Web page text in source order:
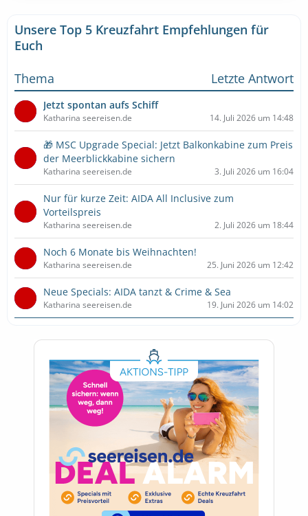
Unsere Top 5 Kreuzfahrt Empfehlungen für
Euch
Thema
Letzte Antwort
Jetzt spontan aufs Schiff
Katharina seereisen.de 14. Juli 2026 um 14:48
🎁 MSC Upgrade Special: Jetzt Balkonkabine zum Preis
der Meerblickkabine sichern
Katharina seereisen.de 3. Juli 2026 um 16:04
Nur für kurze Zeit: AIDA All Inclusive zum
Vorteilspreis
Katharina seereisen.de 2. Juli 2026 um 18:44
Noch 6 Monate bis Weihnachten!
Katharina seereisen.de 25. Juni 2026 um 12:42
Neue Specials: AIDA tanzt & Crime & Sea
Katharina seereisen.de 19. Juni 2026 um 14:02